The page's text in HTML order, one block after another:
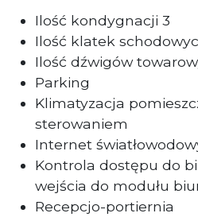
Ilość kondygnacji 3
Ilość klatek
Ilość dźwigów
Parking
Klimatyzacja
sterowaniem
Internet
Kontrola dostępu do
wejścia do modułu
Recepcjo-portiernia